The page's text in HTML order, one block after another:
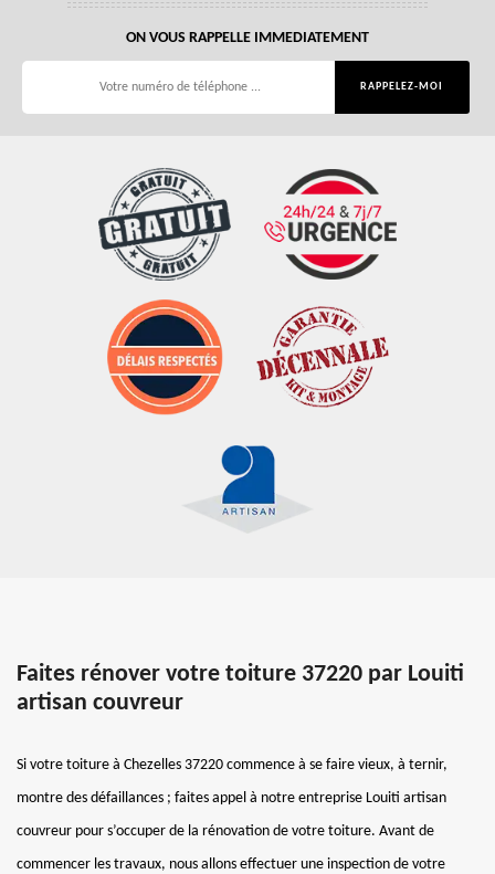
ON VOUS RAPPELLE IMMEDIATEMENT
Faites rénover votre toiture 37220 par Louiti
artisan couvreur
Si votre toiture à Chezelles 37220 commence à se faire vieux, à ternir,
montre des défaillances ; faites appel à notre entreprise Louiti artisan
couvreur pour s’occuper de la rénovation de votre toiture. Avant de
commencer les travaux, nous allons effectuer une inspection de votre